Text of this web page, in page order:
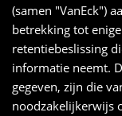
(samen "VanEck")
betrekking tot
retentiebeslissing
informatie neemt.
gegeven, zijn die
noodzakelijkerwijs